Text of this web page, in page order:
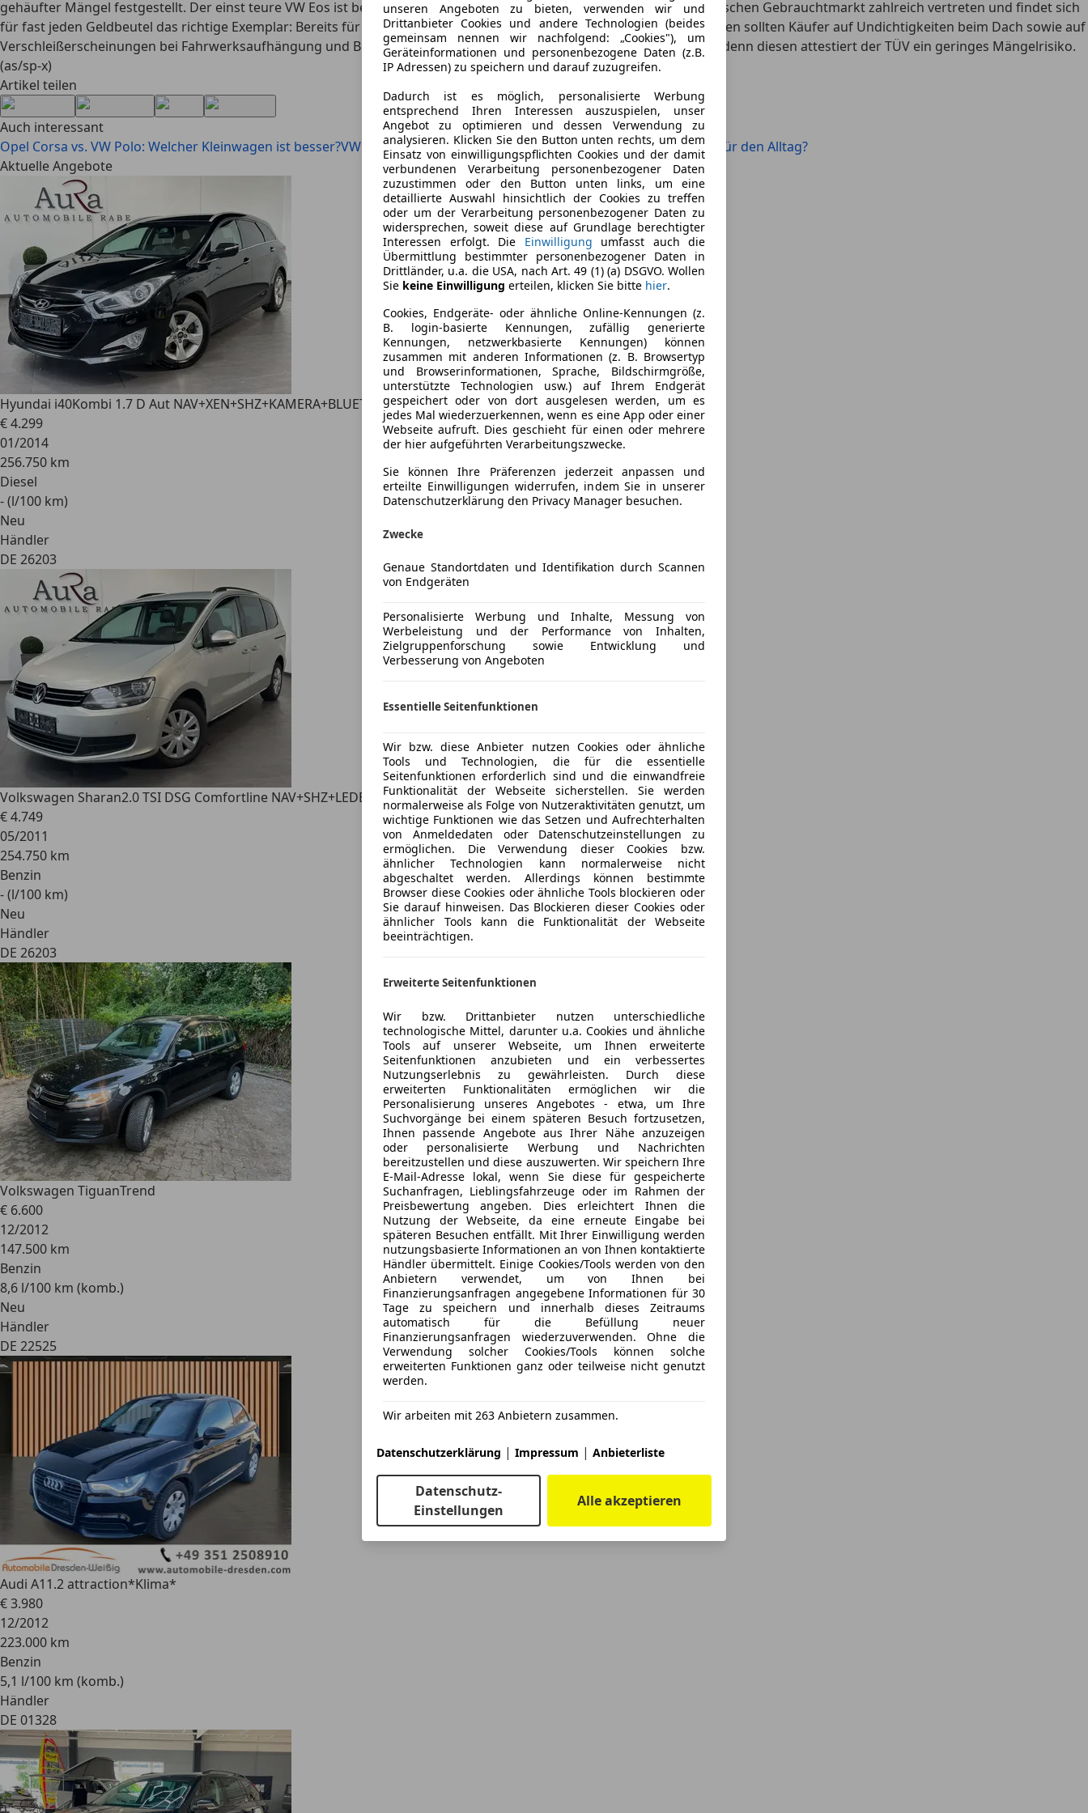
unseren Angeboten zu bieten, verwenden wir und
Drittanbieter Cookies und andere Technologien (beides
gemeinsam nennen wir nachfolgend: „Cookies"), um
Geräteinformationen und personenbezogene Daten (z.B.
IP Adressen) zu speichern und darauf zuzugreifen.
Dadurch ist es möglich, personalisierte Werbung
entsprechend Ihren Interessen auszuspielen, unser
Angebot zu optimieren und dessen Verwendung zu
analysieren. Klicken Sie den Button unten rechts, um dem
Einsatz von einwilligungspflichten Cookies und der damit
verbundenen Verarbeitung personenbezogener Daten
zuzustimmen oder den Button unten links, um eine
detaillierte Auswahl hinsichtlich der Cookies zu treffen
oder um der Verarbeitung personenbezogener Daten zu
widersprechen, soweit diese auf Grundlage berechtigter
Interessen erfolgt. Die Einwilligung umfasst auch die
Übermittlung bestimmter personenbezogener Daten in
Drittländer, u.a. die USA, nach Art. 49 (1) (a) DSGVO. Wollen
Sie keine Einwilligung erteilen, klicken Sie bitte hier.
Cookies, Endgeräte- oder ähnliche Online-Kennungen (z.
B. login-basierte Kennungen, zufällig generierte
Kennungen, netzwerkbasierte Kennungen) können
zusammen mit anderen Informationen (z. B. Browsertyp
und Browserinformationen, Sprache, Bildschirmgröße,
unterstützte Technologien usw.) auf Ihrem Endgerät
gespeichert oder von dort ausgelesen werden, um es
jedes Mal wiederzuerkennen, wenn es eine App oder einer
Webseite aufruft. Dies geschieht für einen oder mehrere
der hier aufgeführten Verarbeitungszwecke.
Sie können Ihre Präferenzen jederzeit anpassen und
erteilte Einwilligungen widerrufen, indem Sie in unserer
Datenschutzerklärung den Privacy Manager besuchen.
Zwecke
Genaue Standortdaten und Identifikation durch Scannen
von Endgeräten
Personalisierte Werbung und Inhalte, Messung von
Werbeleistung und der Performance von Inhalten,
Zielgruppenforschung sowie Entwicklung und
Verbesserung von Angeboten
Essentielle Seitenfunktionen
Wir bzw. diese Anbieter nutzen Cookies oder ähnliche
Tools und Technologien, die für die essentielle
Seitenfunktionen erforderlich sind und die einwandfreie
Funktionalität der Webseite sicherstellen. Sie werden
normalerweise als Folge von Nutzeraktivitäten genutzt, um
wichtige Funktionen wie das Setzen und Aufrechterhalten
von Anmeldedaten oder Datenschutzeinstellungen zu
ermöglichen. Die Verwendung dieser Cookies bzw.
ähnlicher Technologien kann normalerweise nicht
abgeschaltet werden. Allerdings können bestimmte
Browser diese Cookies oder ähnliche Tools blockieren oder
Sie darauf hinweisen. Das Blockieren dieser Cookies oder
ähnlicher Tools kann die Funktionalität der Webseite
beeinträchtigen.
Erweiterte Seitenfunktionen
Wir bzw. Drittanbieter nutzen unterschiedliche
technologische Mittel, darunter u.a. Cookies und ähnliche
Tools auf unserer Webseite, um Ihnen erweiterte
Seitenfunktionen anzubieten und ein verbessertes
Nutzungserlebnis zu gewährleisten. Durch diese
erweiterten Funktionalitäten ermöglichen wir die
Personalisierung unseres Angebotes - etwa, um Ihre
Suchvorgänge bei einem späteren Besuch fortzusetzen,
Ihnen passende Angebote aus Ihrer Nähe anzuzeigen
oder personalisierte Werbung und Nachrichten
bereitzustellen und diese auszuwerten. Wir speichern Ihre
E-Mail-Adresse lokal, wenn Sie diese für gespeicherte
Suchanfragen, Lieblingsfahrzeuge oder im Rahmen der
Preisbewertung angeben. Dies erleichtert Ihnen die
Nutzung der Webseite, da eine erneute Eingabe bei
späteren Besuchen entfällt. Mit Ihrer Einwilligung werden
nutzungsbasierte Informationen an von Ihnen kontaktierte
Händler übermittelt. Einige Cookies/Tools werden von den
Anbietern verwendet, um von Ihnen bei
Finanzierungsanfragen angegebene Informationen für 30
Tage zu speichern und innerhalb dieses Zeitraums
automatisch für die Befüllung neuer
Finanzierungsanfragen wiederzuverwenden. Ohne die
Verwendung solcher Cookies/Tools können solche
erweiterten Funktionen ganz oder teilweise nicht genutzt
werden.
Wir arbeiten mit 263 Anbietern zusammen.
Datenschutzerklärung | Impressum | Anbieterliste
Datenschutz-
Einstellungen
Alle akzeptieren
gehäufter Mängel festgestellt. Der einst teure VW Eos ist bezahlbar geworden. Das Klappdachmodell ist auf dem deutschen Gebrauchtmarkt zahlreich vertreten und findet sich
für fast jeden Geldbeutel das richtige Exemplar: Bereits für 5.000 Euro kann man das Lifestyle-Modell bekommen. Achten sollten Käufer auf Undichtigkeiten beim Dach sowie auf
Verschleißerscheinungen bei Fahrwerksaufhängung und Bremsen. Ansonsten spricht wenig gegen ältere Exemplare, denn diesen attestiert der TÜV ein geringes Mängelrisiko.
(as/sp-x)
Artikel teilen
Auch interessant
Opel Corsa vs. VW Polo: Welcher Kleinwagen ist besser?VW T-Roc vs. Škoda Karoq: Welches Modell eignet sich besser für den Alltag?
Aktuelle Angebote
Hyundai i40Kombi 1.7 D Aut NAV+XEN+SHZ+KAMERA+BLUETOOTH+2Hd
€ 4.299
01/2014
256.750 km
Diesel
- (l/100 km)
Neu
Händler
DE 26203
Volkswagen Sharan2.0 TSI DSG Comfortline NAV+SHZ+LEDER+PDC+KLIMA+TEMPOMAT
€ 4.749
05/2011
254.750 km
Benzin
- (l/100 km)
Neu
Händler
DE 26203
Volkswagen TiguanTrend
€ 6.600
12/2012
147.500 km
Benzin
8,6 l/100 km (komb.)
Neu
Händler
DE 22525
Audi A11.2 attraction*Klima*
€ 3.980
12/2012
223.000 km
Benzin
5,1 l/100 km (komb.)
Händler
DE 01328